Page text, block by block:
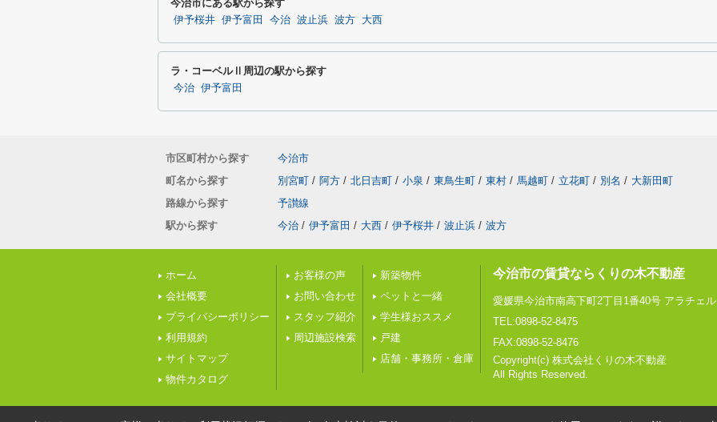
今治市にある駅から探す
伊予桜井 伊予富田 今治 波止浜 波方 大西
ラ・コーベルⅡ周辺の駅から探す
今治 伊予富田
市区町村から探す
今治市
町名から探す
別宮町 / 阿方 / 北日吉町 / 小泉 / 東鳥生町 / 東村 / 馬越町 / 立花町 / 別名 / 大新田町
路線から探す
予讃線
駅から探す
今治 / 伊予富田 / 大西 / 伊予桜井 / 波止浜 / 波方
ホーム
会社概要
プライバシーポリシー
利用規約
サイトマップ
物件カタログ
お客様の声
お問い合わせ
スタッフ紹介
周辺施設検索
新築物件
ペットと一緒
学生様おススメ
戸建
店舗・事務所・倉庫
今治市の賃貸ならくりの木不動産
愛媛県今治市南高下町2丁目1番40号 アラチェ
TEL:0898-52-8475
FAX:0898-52-8476
Copyright(c) 株式会社くりの木不動産
All Rights Reserved.